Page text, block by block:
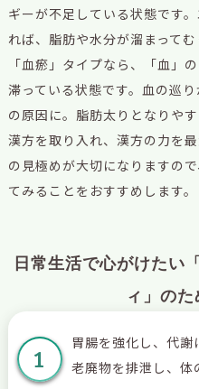
ギーが不足している状態です
れば、脂肪や水分が溜まってむ
「血瘀」タイプなら、「血」
滞っている状態です。血の巡
の原因に。脂肪太りとなりや
漢方を取り入れ、漢方の力を
の見極めが大切になりますの
てみることをおすすめします。
日常生活で心がけたい
ィ」の
1
胃腸を強化し、代謝
老廃物を排泄し、体